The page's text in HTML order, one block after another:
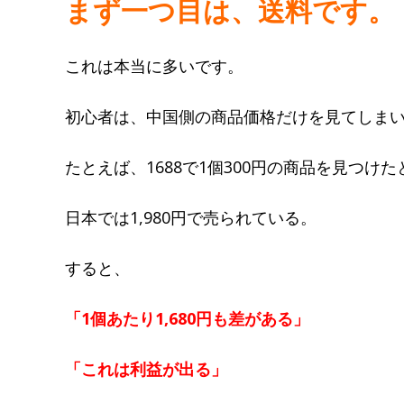
まず一つ目は、送料です。
これは本当に多いです。
初心者は、中国側の商品価格だけを見てしまい
たとえば、1688で1個300円の商品を見つけた
日本では1,980円で売られている。
すると、
「1個あたり1,680円も差がある」
「これは利益が出る」